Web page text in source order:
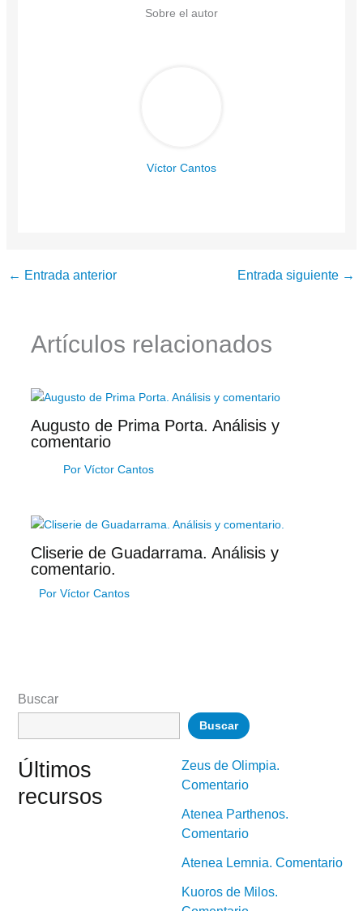
Sobre el autor
Víctor Cantos
← Entrada anterior Entrada siguiente →
Artículos relacionados
Augusto de Prima Porta. Análisis y
comentario
Por Víctor Cantos
Cliserie de Guadarrama. Análisis y
comentario.
Por Víctor Cantos
Buscar
Buscar
Últimos
recursos
Zeus de Olimpia.
Comentario
Atenea Parthenos.
Comentario
Atenea Lemnia. Comentario
Kuoros de Milos.